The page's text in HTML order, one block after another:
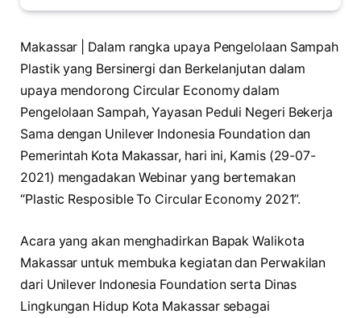
Makassar | Dalam rangka upaya Pengelolaan Sampah
Plastik yang Bersinergi dan Berkelanjutan dalam
upaya mendorong Circular Economy dalam
Pengelolaan Sampah, Yayasan Peduli Negeri Bekerja
Sama dengan Unilever Indonesia Foundation dan
Pemerintah Kota Makassar, hari ini, Kamis (29-07-
2021) mengadakan Webinar yang bertemakan
“Plastic Resposible To Circular Economy 2021”.
Acara yang akan menghadirkan Bapak Walikota
Makassar untuk membuka kegiatan dan Perwakilan
dari Unilever Indonesia Foundation serta Dinas
Lingkungan Hidup Kota Makassar sebagai